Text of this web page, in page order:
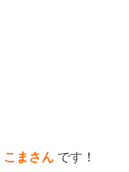
こまさんです！